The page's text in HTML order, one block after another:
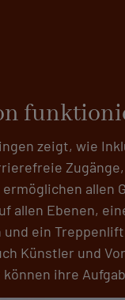
zeigt, wie
allen
allen Ebenen,
ein
Künstler und
ihre